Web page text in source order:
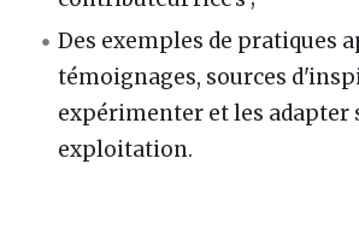
Des exemples de pratiques
témoignages, sources
expérimenter et les adapter
exploitation.